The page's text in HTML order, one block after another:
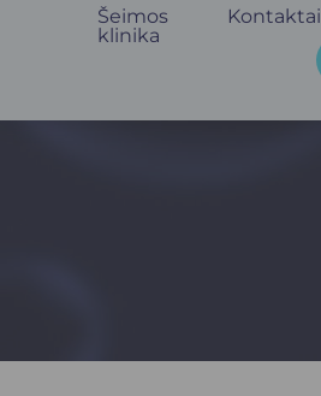
Šeimos
klinika
Kontaktai